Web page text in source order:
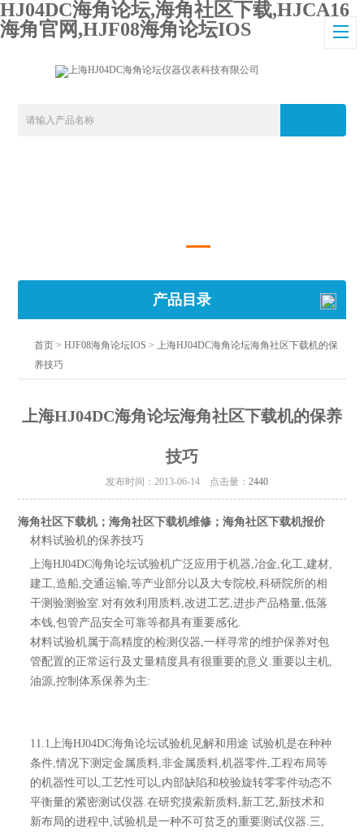
HJ04DC海角论坛,海角社区下载,HJCA16
海角官网,HJF08海角论坛IOS
产品目录
首页 >HJF08海角论坛IOS > 上海HJ04DC海角论坛海角社区下载机的保
养技巧
上海HJ04DC海角论坛海角社区下载机的保养
技巧
发布时间：2013-06-14 点击量： 2440
海角社区下载机；海角社区下载机维修；海角社区下载机报价
材料试验机的保养技巧
上海HJ04DC海角论坛试验机广泛应用于机器,冶金,化工,建材,
建工,造船,交通运输,等产业部分以及大专院校,科研院所的相
干测验测验室.对有效利用质料,改进工艺,进步产品格量,低落
本钱,包管产品安全可靠等都具有重要感化.
材料试验机属于高精度的检测仪器,一样寻常的维护保养对包
管配置的正常运行及丈量精度具有很重要的意义.重要以主机,
油源,控制体系保养为主:
11.1上海HJ04DC海角论坛试验机见解和用途 试验机是在种种
条件,情况下测定金属质料,非金属质料,机器零件,工程布局等
的机器性可以,工艺性可以,内部缺陷和校验旋转零零件动态不
平衡量的紧密测试仪器.在研究摸索新质料,新工艺,新技术和
新布局的进程中,试验机是一种不可贫乏的重要测试仪器.三,